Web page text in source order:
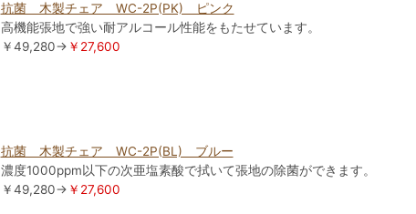
抗菌 木製チェア WC-2P(PK) ピンク
高機能張地で強い耐アルコール性能をもたせています。
￥49,280→ ￥27,600
抗菌 木製チェア WC-2P(BL) ブルー
濃度1000ppm以下の次亜塩素酸で拭いて張地の除菌ができます。
￥49,280→ ￥27,600